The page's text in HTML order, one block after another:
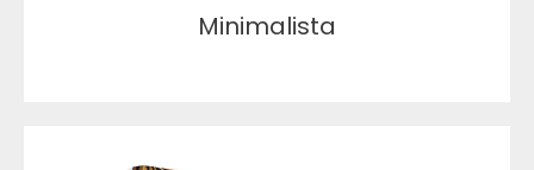
Minimalista